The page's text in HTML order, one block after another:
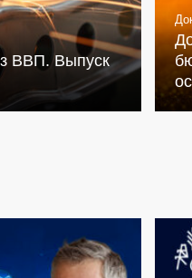
ВВП. Выпуск